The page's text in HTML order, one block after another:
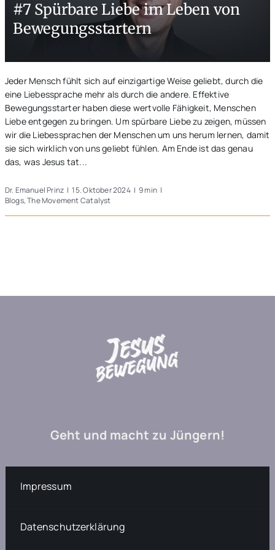
Unterwegs
#7 Spürbare Liebe im Leben von
Bewegungsstartern
Jeder Mensch fühlt sich auf einzigartige Weise geliebt, durch die
eine Liebessprache mehr als durch die andere. Effektive
Bewegungsstarter haben diese wertvolle Fähigkeit, Menschen
Liebe entgegen zu bringen. Um spürbare Liebe zu zeigen, müssen
wir die Liebessprachen der Menschen um uns herum lernen, damit
sie sich wirklich von uns geliebt fühlen. Am Ende ist das genau
das, was Jesus tat...
Dr. Emanuel Prinz | 15. Oktober 2024 | 9 min |
Blogs,The Movement Catalyst
Geht und macht zu Jüngern!
Impressum
Datenschutzerklärung